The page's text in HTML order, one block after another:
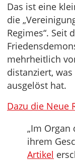
Das ist eine
die
Regimes“. Seit
mehrheitlich
distanziert,
ausgelöst hat.
Dazu die Neue
„Im Organ
ihrem
Artikel